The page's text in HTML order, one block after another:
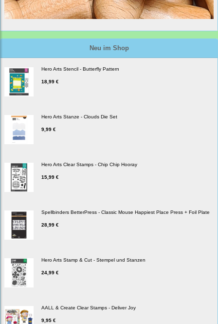
Neu im Shop
Hero Arts Stencil - Butterfly Pattern
18,99 €
Hero Arts Stanze - Clouds Die Set
9,99 €
Hero Arts Clear Stamps - Chip Chip Hooray
15,99 €
Spellbinders BetterPress - Classic Mouse Happiest Place Press + Foil Plate
28,99 €
Hero Arts Stamp & Cut - Stempel und Stanzen
24,99 €
AALL & Create Clear Stamps - Deliver Joy
9,95 €